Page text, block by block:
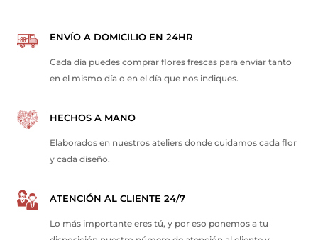
ENVÍO A DOMICILIO EN 24HR
Cada día puedes comprar flores frescas para enviar tanto
en el mismo día o en el día que nos indiques.
HECHOS A MANO
Elaborados en nuestros ateliers donde cuidamos cada flor
y cada diseño.
ATENCIÓN AL CLIENTE 24/7
Lo más importante eres tú, y por eso ponemos a tu